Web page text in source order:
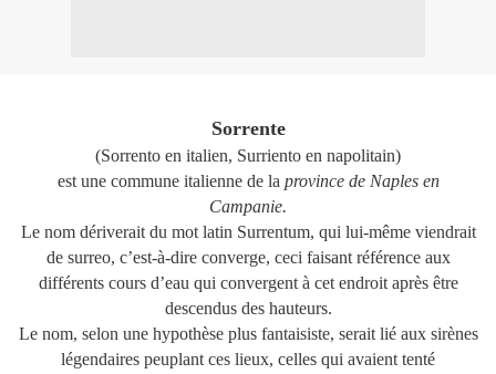
Sorrente
(Sorrento en italien, Surriento en napolitain)
est une commune italienne de la province de Naples en
Campanie.
Le nom dériverait du mot latin Surrentum, qui lui-même viendrait
de surreo, c’est-à-dire converge, ceci faisant référence aux
différents cours d’eau qui convergent à cet endroit après être
descendus des hauteurs.
Le nom, selon une hypothèse plus fantaisiste, serait lié aux sirènes
légendaires peuplant ces lieux, celles qui avaient tenté